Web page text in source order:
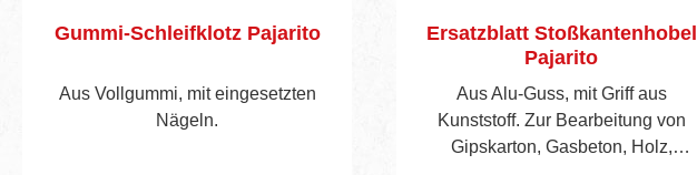
Gummi-Schleifklotz Pajarito
Aus Vollgummi, mit eingesetzten
Nägeln.
Ersatzblatt Stoßkantenhobel
Pajarito
Aus Alu-Guss, mit Griff aus
Kunststoff. Zur Bearbeitung von
Gipskarton, Gasbeton, Holz,